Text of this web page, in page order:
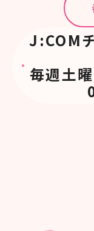
J:COM
毎週土